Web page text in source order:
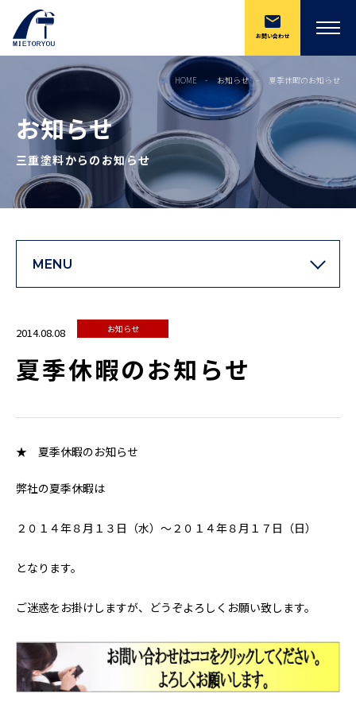
お問い合わせ
HOME お知らせ 夏季休暇のお知らせ
お知らせ
三重塗料からのお知らせ
MENU
2014.08.08 お知らせ
夏季休暇のお知らせ
★ 夏季休暇のお知らせ
弊社の夏季休暇は
２０１４年８月１３日（水）～２０１４年８月１７日（日）
となります。
ご迷惑をお掛けしますが、どうぞよろしくお願い致します。